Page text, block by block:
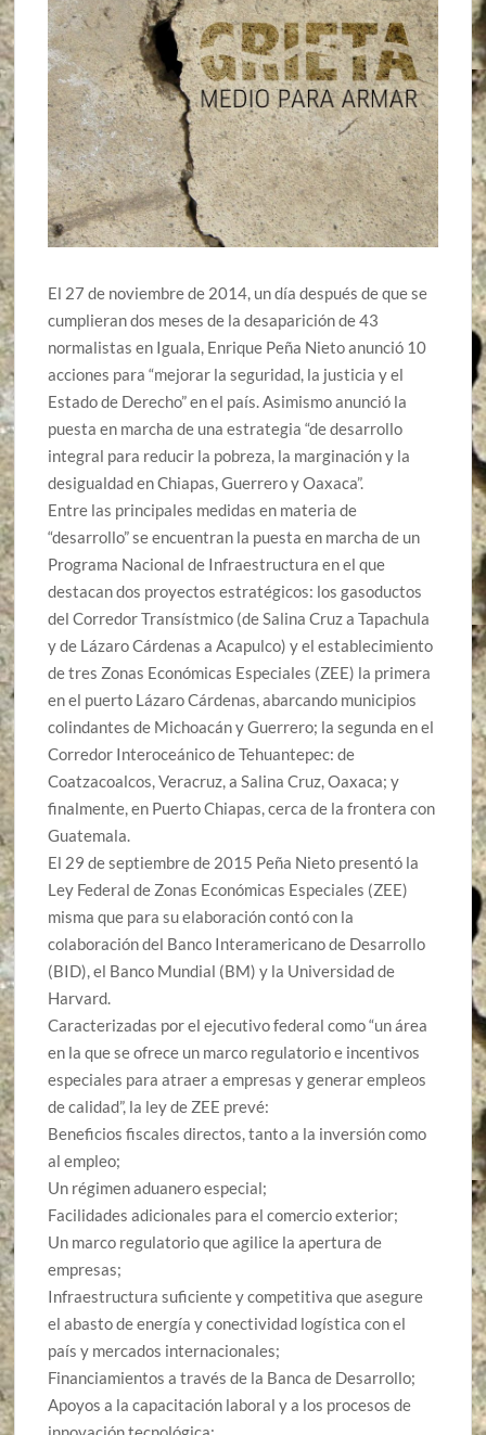
El 27 de noviembre de 2014, un día después de que se
cumplieran dos meses de la desaparición de 43
normalistas en Iguala, Enrique Peña Nieto anunció 10
acciones para “mejorar la seguridad, la justicia y el
Estado de Derecho” en el país. Asimismo anunció la
puesta en marcha de una estrategia “de desarrollo
integral para reducir la pobreza, la marginación y la
desigualdad en Chiapas, Guerrero y Oaxaca”.
Entre las principales medidas en materia de
“desarrollo” se encuentran la puesta en marcha de un
Programa Nacional de Infraestructura en el que
destacan dos proyectos estratégicos: los gasoductos
del Corredor Transístmico (de Salina Cruz a Tapachula
y de Lázaro Cárdenas a Acapulco) y el establecimiento
de tres Zonas Económicas Especiales (ZEE) la primera
en el puerto Lázaro Cárdenas, abarcando municipios
colindantes de Michoacán y Guerrero; la segunda en el
Corredor Interoceánico de Tehuantepec: de
Coatzacoalcos, Veracruz, a Salina Cruz, Oaxaca; y
finalmente, en Puerto Chiapas, cerca de la frontera con
Guatemala.
El 29 de septiembre de 2015 Peña Nieto presentó la
Ley Federal de Zonas Económicas Especiales (ZEE)
misma que para su elaboración contó con la
colaboración del Banco Interamericano de Desarrollo
(BID), el Banco Mundial (BM) y la Universidad de
Harvard.
Caracterizadas por el ejecutivo federal como “un área
en la que se ofrece un marco regulatorio e incentivos
especiales para atraer a empresas y generar empleos
de calidad”, la ley de ZEE prevé:
Beneficios fiscales directos, tanto a la inversión como
al empleo;
Un régimen aduanero especial;
Facilidades adicionales para el comercio exterior;
Un marco regulatorio que agilice la apertura de
empresas;
Infraestructura suficiente y competitiva que asegure
el abasto de energía y conectividad logística con el
país y mercados internacionales;
Financiamientos a través de la Banca de Desarrollo;
Apoyos a la capacitación laboral y a los procesos de